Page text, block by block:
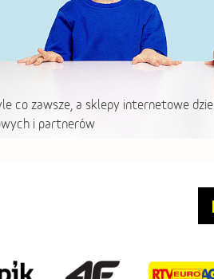
co zawsze, a sklepy internetowe
i partnerów